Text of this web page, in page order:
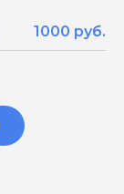
1000 руб.